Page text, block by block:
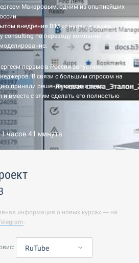
Макаровым, одним из опытнейших
внедрения BIM «с нуля», а также
consulting по переводу компаний на
первые в России запустили
В связи с большим спросом на
приняли решение кардинально
и вместе с этим сделать его полностью
часов 41 минута
информация о новых курсах — на
.
RuTube